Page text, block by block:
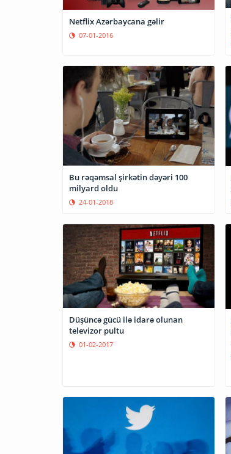
Netflix Azərbaycana gəlir
07-01-2016
Bu rəqəmsal şirkətin dəyəri 100
milyard oldu
24-01-2018
Düşüncə gücü ilə idarə olunan
televizor pultu
01-02-2017